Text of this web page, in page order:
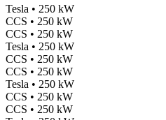
Tesla • 250 kW
CCS • 250 kW
CCS • 250 kW
Tesla • 250 kW
CCS • 250 kW
CCS • 250 kW
Tesla • 250 kW
CCS • 250 kW
CCS • 250 kW